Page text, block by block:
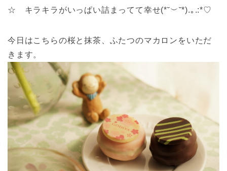
☆ キラキラがいっぱい詰まってて幸せ(*˘︶˘*).｡.:*♡
今日はこちらの桜と抹茶、ふたつのマカロンをいただ
きます。